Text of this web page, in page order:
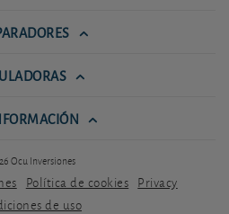
Ocu Inversiones
Política de cookies Privacy
de uso